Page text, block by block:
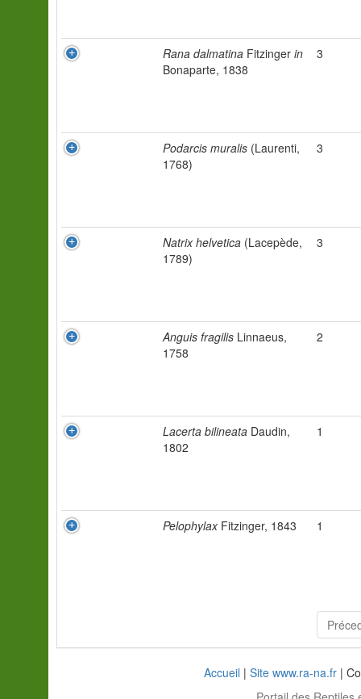
Rana dalmatina Fitzinger in
Bonaparte, 1838
3
Podarcis muralis (Laurenti,
1768)
3
Natrix helvetica (Lacepède,
1789)
3
Anguis fragilis Linnaeus,
1758
2
Lacerta bilineata Daudin,
1802
1
PelophylaxFitzinger, 1843 1
Accueil | Site www.ra-na.fr |